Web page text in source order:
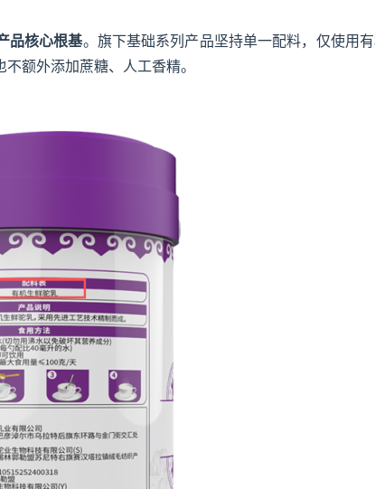
品核心根基。旗下基础系列产品坚持单一配料，仅使用
额外添加蔗糖、人工香精。